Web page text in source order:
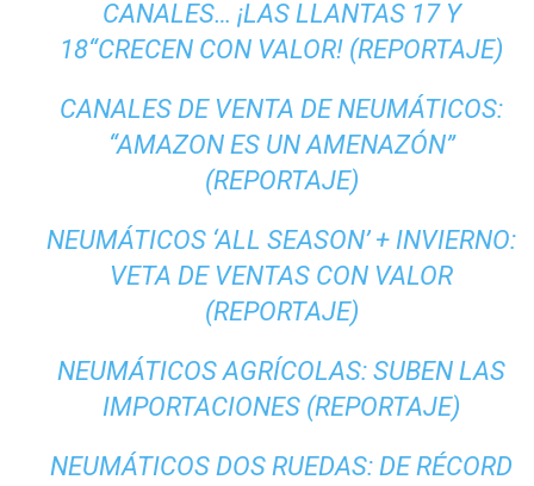
CANALES… ¡LAS LLANTAS 17 Y
18“CRECEN CON VALOR! (REPORTAJE)
CANALES DE VENTA DE NEUMÁTICOS:
“AMAZON ES UN AMENAZÓN”
(REPORTAJE)
NEUMÁTICOS ‘ALL SEASON’ + INVIERNO:
VETA DE VENTAS CON VALOR
(REPORTAJE)
NEUMÁTICOS AGRÍCOLAS: SUBEN LAS
IMPORTACIONES (REPORTAJE)
NEUMÁTICOS DOS RUEDAS: DE RÉCORD